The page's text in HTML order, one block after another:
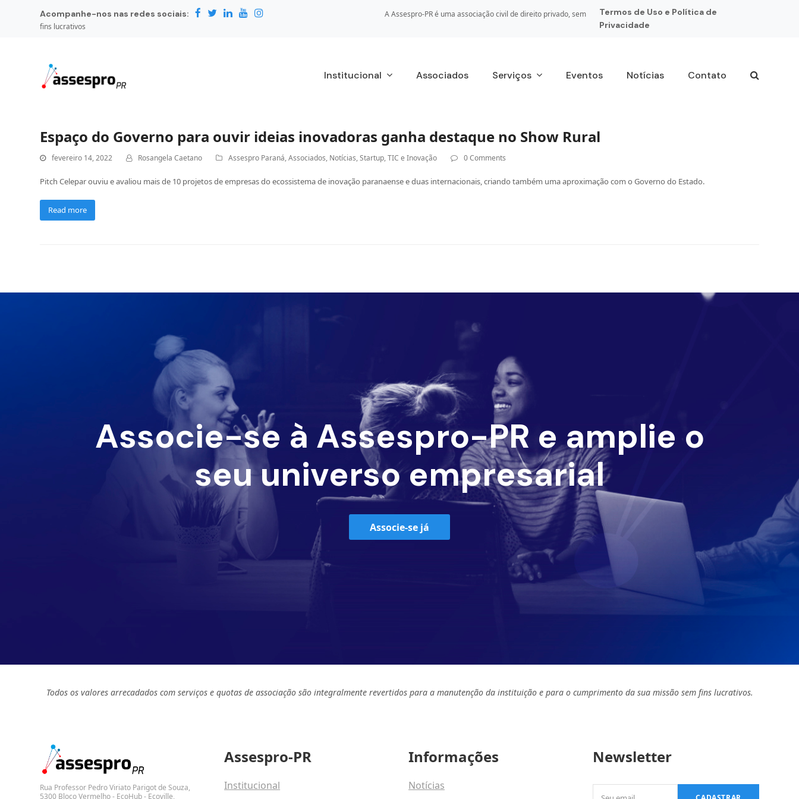
Acompanhe-nos nas redes sociais:
A Assespro-PR é uma associação civil de direito privado, sem
fins lucrativos
Termos de Uso e Política de
Privacidade
Institucional Associados Serviços Eventos Notícias Contato
Espaço do Governo para ouvir ideias inovadoras ganha destaque no Show Rural
fevereiro 14, 2022 Rosangela Caetano Assespro Paraná,Associados, Notícias,Startup,TIC e Inovação 0 Comments
Pitch Celepar ouviu e avaliou mais de 10 projetos de empresas do ecossistema de inovação paranaense e duas internacionais, criando também uma aproximação com o Governo do Estado.
Read more
Associe-se à Assespro-PR e amplie o
seu universo empresarial
Associe-se já
Todos os valores arrecadados com serviços e quotas de associação são integralmente revertidos para a manutenção da instituição e para o cumprimento da sua missão sem fins lucrativos.
Rua Professor Pedro Viriato Parigot de Souza,
5300 Bloco Vermelho - EcoHub - Ecoville,
Assespro-PR
Institucional
Informações
Notícias
Newsletter